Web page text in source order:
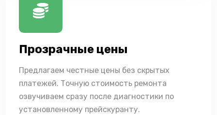
Прозрачные цены
Предлагаем честные цены без скрытых
платежей. Точную стоимость ремонта
озвучиваем сразу после диагностики по
установленному прейскуранту.